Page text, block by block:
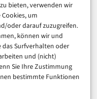
bieten, verwenden wir
um
oder darauf zuzugreifen.
können wir und
das Surfverhalten oder
und (nicht)
Sie Ihre Zustimmung
bestimmte Funktionen
Artikel zu
und Trends der